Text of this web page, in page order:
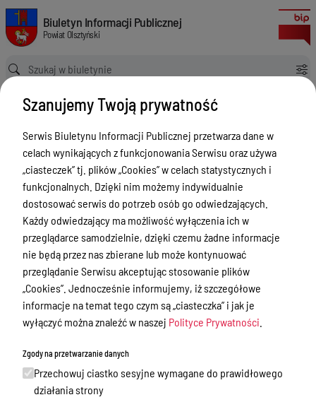
Zgłoszenia budowy 2024
Biuletyn Informacji Publicznej Powiat Olsztyński
Biuletyn Informacji Publicznej
Powiat Olsztyński
Ścieżka powrotu
Strona główna Rejestry budowlane Zgłoszenia budowy 2024
Rejestry budowlane
Menu Przedmiotowe
Kontakt i telefony w urzędzie
Ogłoszenia
Powiat Olsztyński
Rada Powiatu
Starostwo Powiatowe
Zbycie, użytkowanie wieczyste, najem,
dzierżawa, użyczenie
Sprawy załatwiane internetowo
Oświadczenia majątkowe
Szanujemy Twoją prywatność
Serwis Biuletynu Informacji Publicznej przetwarza dane w
celach wynikających z funkcjonowania Serwisu oraz używa
„ciasteczek” tj. plików „Cookies” w celach statystycznych i
funkcjonalnych. Dzięki nim możemy indywidualnie
dostosować serwis do potrzeb osób go odwiedzających.
Każdy odwiedzający ma możliwość wyłączenia ich w
przeglądarce samodzielnie, dzięki czemu żadne informacje
nie będą przez nas zbierane lub może kontynuować
przeglądanie Serwisu akceptując stosowanie plików
„Cookies”. Jednocześnie informujemy, iż szczegółowe
informacje na temat tego czym są „ciasteczka” i jak je
wyłączyć można znaleźć w naszej Polityce Prywatności
Zgody na przetwarzanie danych
Przechowuj ciastko sesyjne wymagane do prawidłowego
działania strony